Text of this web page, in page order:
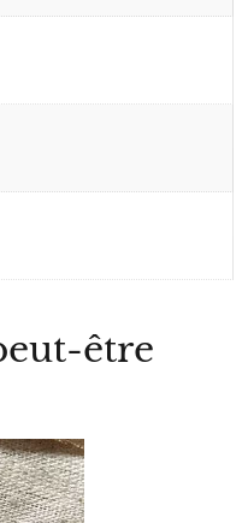
être